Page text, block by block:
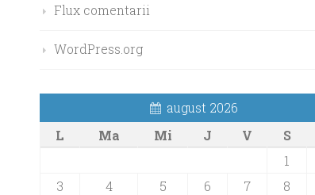
Flux comentarii
WordPress.org
august 2026
L
Ma Mi J V S
1
3
4 5 6 7 8